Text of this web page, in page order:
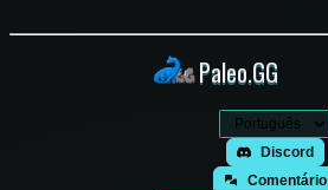
Paleo.GG
Discord
Comentário